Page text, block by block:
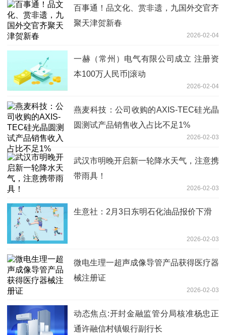
百事通！品文化、赏非遗，九国外交官齐
聚天津贺新春
2026-02-04
一赫（常州）电气有限公司成立 注册资
本100万人民币|滚动
2026-02-04
燕麦科技：公司收购的AXIS-TEC硅光晶
圆测试产品销售收入占比不足1%
2026-02-03
武汉市明晚开启新一轮降水天气，注意携
带雨具！
2026-02-03
生意社：2月3日东明石化油品报价下滑
2026-02-03
微电生理一超声成像导管产品获得医疗器
械注册证
2026-02-03
动态焦点:开封金融监管分局核准杨忠正
通许融信村镇银行副行长